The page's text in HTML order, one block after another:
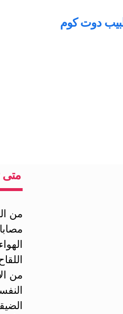
دوت كوم
متى
من
من